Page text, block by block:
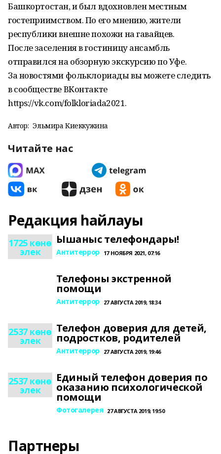
Башкортостан, и был вдохновлен местным
гостеприимством. По его мнению, жители
республики внешне похожи на гавайцев.
После заселения в гостиницу ансамбль
отправился на обзорную экскурсию по Уфе.
За новостями фольклориады вы можете следить
в сообществе ВКонтакте
https://vk.com/folkloriada2021.
Автор: Эльмира Киеккужина
Читайте нас
Редакция һайлауы
1725 көнө
элек
Ышаныс телефондары!
Антитеррор 17 НОЯБРЯ 2021, 07:16
Телефоны экстренной
помощи
Антитеррор 27 АВГУСТА 2019, 18:34
2537 көнө
элек
Телефон доверия для детей,
подростков, родителей
Антитеррор 27 АВГУСТА 2019, 19:46
2537 көнө
элек
Единый телефон доверия по
оказанию психологической
помощи
Фотогалерея 27 АВГУСТА 2019, 19:50
Партнеры